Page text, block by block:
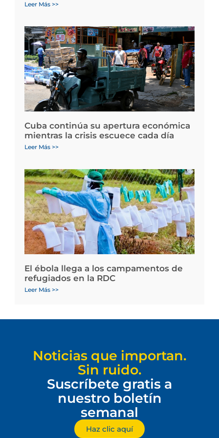
Leer Más >>
Cuba continúa su apertura económica
mientras la crisis escuece cada día
Leer Más >>
El ébola llega a los campamentos de
refugiados en la RDC
Leer Más >>
Noticias que importan.
Sin ruido.
Suscríbete gratis a
nuestro boletín
semanal
Haz clic aquí